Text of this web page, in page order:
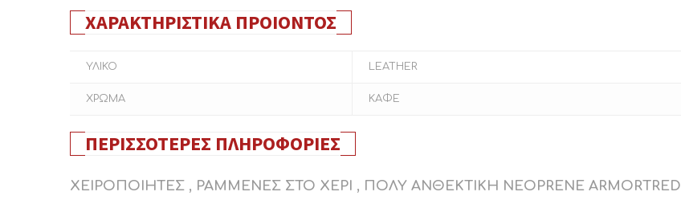
ΧΑΡΑΚΤΗΡΙΣΤΙΚΆ ΠΡΟΙΌΝΤΟΣ
ΥΛΙΚΟ LEATHER
ΧΡΩΜΑ ΚΑΦΕ
ΠΕΡΙΣΣΌΤΕΡΕΣ ΠΛΗΡΟΦΟΡΊΕΣ
ΧΕΙΡΟΠΟΙΗΤΕΣ , ΡΑΜΜΕΝΕΣ ΣΤΟ ΧΕΡΙ , ΠΟΛΥ ΑΝΘΕΚΤΙΚΗ NEOPRENE ARMORTRED